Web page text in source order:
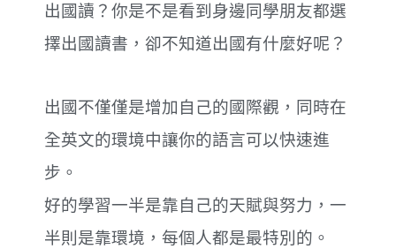
出國讀？你是不是看到身邊同學朋友都選
擇出國讀書，卻不知道出國有什麼好呢？
出國不僅僅是增加自己的國際觀，同時在
全英文的環境中讓你的語言可以快速進
步。
好的學習一半是靠自己的天賦與努力，一
半則是靠環境，每個人都是最特別的。